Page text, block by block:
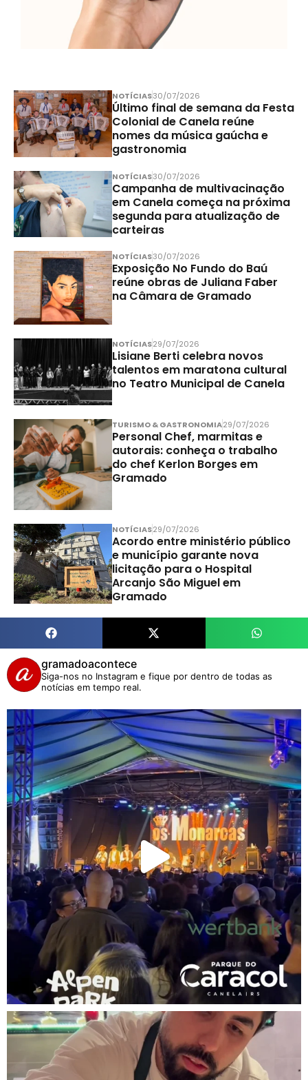
NOTÍCIAS30/07/2026
Último final de semana da Festa
Colonial de Canela reúne
nomes da música gaúcha e
gastronomia
NOTÍCIAS30/07/2026
Campanha de multivacinação
em Canela começa na próxima
segunda para atualização de
carteiras
NOTÍCIAS30/07/2026
Exposição No Fundo do Baú
reúne obras de Juliana Faber
na Câmara de Gramado
NOTÍCIAS29/07/2026
Lisiane Berti celebra novos
talentos em maratona cultural
no Teatro Municipal de Canela
TURISMO & GASTRONOMIA29/07/2026
Personal Chef, marmitas e
autorais: conheça o trabalho
do chef Kerlon Borges em
Gramado
NOTÍCIAS29/07/2026
Acordo entre ministério público
e município garante nova
licitação para o Hospital
Arcanjo São Miguel em
Gramado
gramadoacontece
Siga-nos no Instagram e fique por dentro de todas as
notícias em tempo real.